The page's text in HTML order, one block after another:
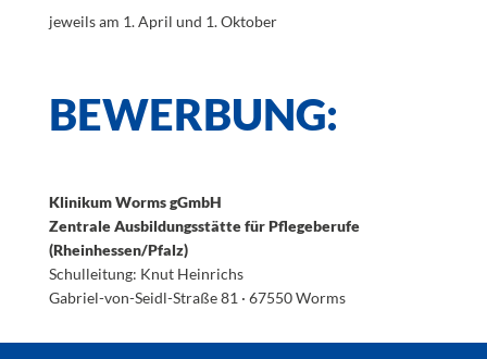
jeweils am 1. April und 1. Oktober
BEWERBUNG:
Klinikum Worms gGmbH
Zentrale Ausbildungsstätte für Pflegeberufe
(Rheinhessen/Pfalz)
Schulleitung: Knut Heinrichs
Gabriel-von-Seidl-Straße 81 · 67550 Worms